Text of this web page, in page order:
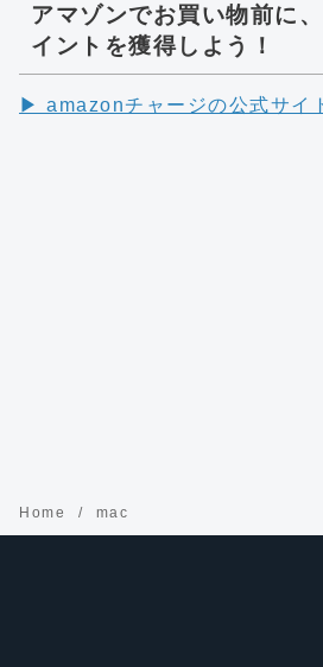
アマゾンでお買い物前に
イントを獲得しよう！
▶︎ amazonチャージの公式サイ
Home mac